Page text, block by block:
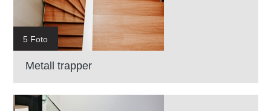
5 Foto
Metall trapper